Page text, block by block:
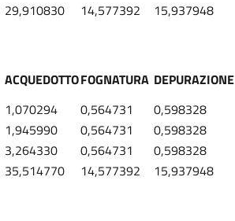
29,910830 14,577392
15,937948
ACQUEDOTTOFOGNATURA DEPURAZIONE
1,070294 0,564731
0,598328
1,945990 0,564731
0,598328
3,264330 0,564731
0,598328
35,514770 14,577392
15,937948